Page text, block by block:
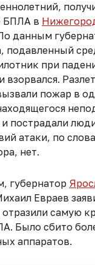
БПЛА в
данным
подавленный
при
взорвался.
пожар в
пострадали
атаки, по
нет.
губернатор
Евраев
самую
Было сбито
аппаратов.